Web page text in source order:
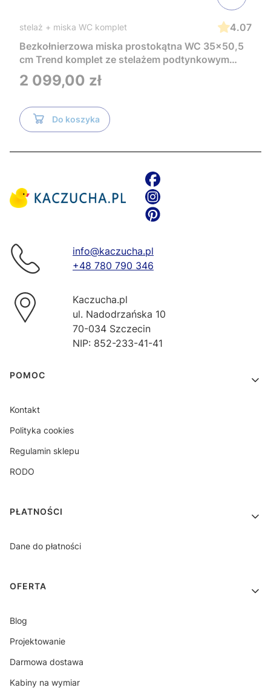
stelaż + miska WC komplet
4.07
Bezkołnierzowa miska prostokątna WC 35x50,5
cm Trend komplet ze stelażem podtynkowym
Tece i czarnym przyciskiem TeceNow
TR2216+Tece
Cena
2 099,00 zł
Do koszyka
info@kaczucha.pl
+48 780 790 346
Kaczucha.pl
ul. Nadodrzańska 10
70-034 Szczecin
NIP: 852-233-41-41
Linki w stopce
POMOC
Kontakt
Polityka cookies
Regulamin sklepu
RODO
PŁATNOŚCI
Dane do płatności
OFERTA
Blog
Projektowanie
Darmowa dostawa
Kabiny na wymiar